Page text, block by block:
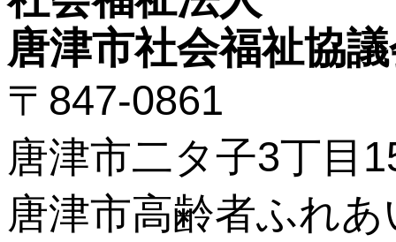
唐津市社会福祉協
〒847-0861
唐津市二タ子3丁目
唐津市高齢者ふれ